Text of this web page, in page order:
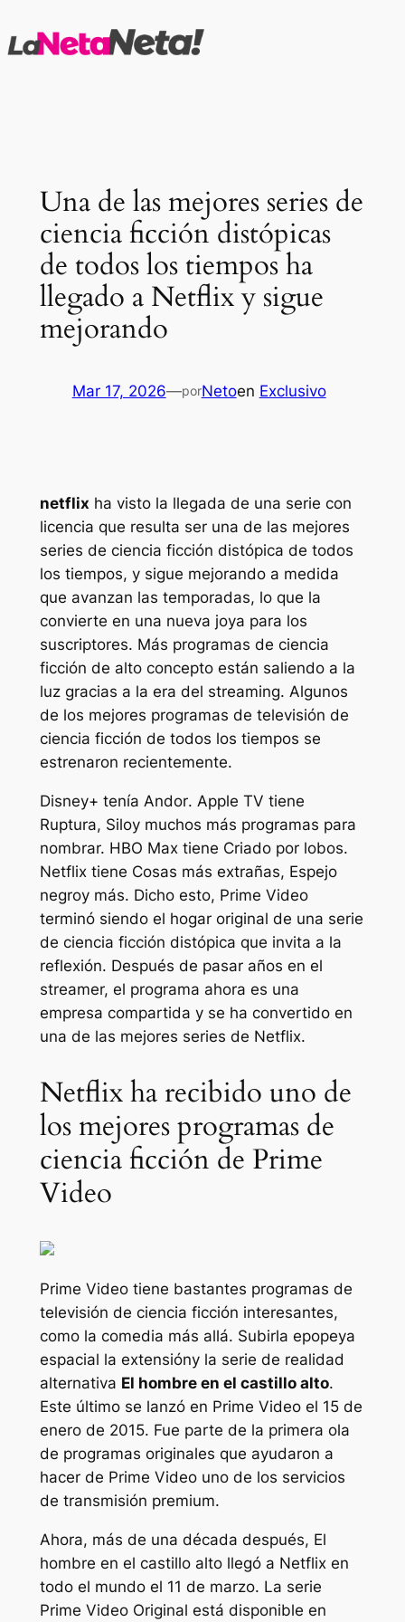
al
Una de las mejores series de
ciencia ficción distópicas
de todos los tiempos ha
llegado a Netflix y sigue
mejorando
Mar 17, 2026—porNetoen Exclusivo
netflix ha visto la llegada de una serie con
licencia que resulta ser una de las mejores
series de ciencia ficción distópica de todos
los tiempos, y sigue mejorando a medida
que avanzan las temporadas, lo que la
convierte en una nueva joya para los
suscriptores. Más programas de ciencia
ficción de alto concepto están saliendo a la
luz gracias a la era del streaming. Algunos
de los mejores programas de televisión de
ciencia ficción de todos los tiempos se
estrenaron recientemente.
Disney+ tenía Andor. Apple TV tiene
Ruptura, Siloy muchos más programas para
nombrar. HBO Max tiene Criado por lobos.
Netflix tiene Cosas más extrañas, Espejo
negroy más. Dicho esto, Prime Video
terminó siendo el hogar original de una serie
de ciencia ficción distópica que invita a la
reflexión. Después de pasar años en el
streamer, el programa ahora es una
empresa compartida y se ha convertido en
una de las mejores series de Netflix.
Netflix ha recibido uno de
los mejores programas de
ciencia ficción de Prime
Video
Prime Video tiene bastantes programas de
televisión de ciencia ficción interesantes,
como la comedia más allá. Subirla epopeya
espacial la extensióny la serie de realidad
alternativa El hombre en el castillo alto.
Este último se lanzó en Prime Video el 15 de
enero de 2015. Fue parte de la primera ola
de programas originales que ayudaron a
hacer de Prime Video uno de los servicios
de transmisión premium.
Ahora, más de una década después, El
hombre en el castillo altollegó a Netflix en
todo el mundo el 11 de marzo. La serie
Prime Video Original está disponible en